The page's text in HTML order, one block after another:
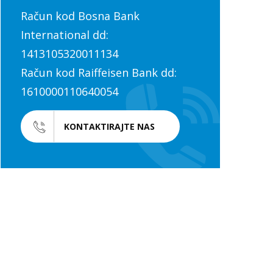
Račun kod Bosna Bank
International dd:
1413105320011134
Račun kod Raiffeisen Bank dd:
1610000110640054
KONTAKTIRAJTE NAS